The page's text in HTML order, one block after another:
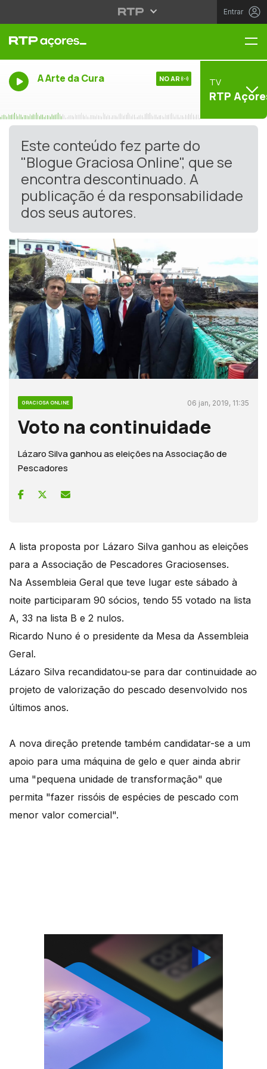
Entrar
A Arte da Cura NO AR TV
RTP
Este conteúdo fez parte do
"Blogue Graciosa Online", que se
encontra descontinuado. A
publicação é da responsabilidade
dos seus autores.
GRACIOSA ONLINE 06 jan, 2019, 11:35
Voto na continuidade
Lázaro Silva ganhou as eleições na Associação de
Pescadores
A lista proposta por Lázaro Silva ganhou as eleições
para a Associação de Pescadores Graciosenses.
Na Assembleia Geral que teve lugar este sábado à
noite participaram 90 sócios, tendo 55 votado na lista
A, 33 na lista B e 2 nulos.
Ricardo Nuno é o presidente da Mesa da Assembleia
Geral.
Lázaro Silva recandidatou-se para dar continuidade ao
projeto de valorização do pescado desenvolvido nos
últimos anos.
A nova direção pretende também candidatar-se a um
apoio para uma máquina de gelo e quer ainda abrir
uma "pequena unidade de transformação" que
permita "fazer rissóis de espécies de pescado com
menor valor comercial".